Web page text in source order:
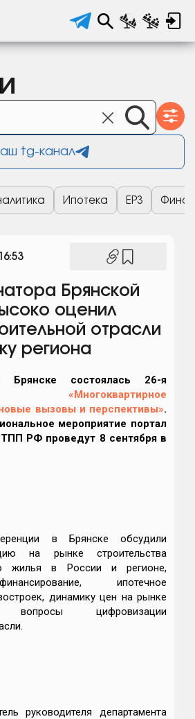
tg-канал
Ипотека ЕРЗ
Брянской
оценил
отрасли
региона
состоялась 26-я
«Многоквартирное
вызовы и перспективы».
мероприятие портал
РФ проведут 8 сентября в
в Брянске обсудили
на рынке строительства
жилья в России и регионе,
ипотечное
динамику цен на рынке
вопросы цифровизации
руководителя департамента